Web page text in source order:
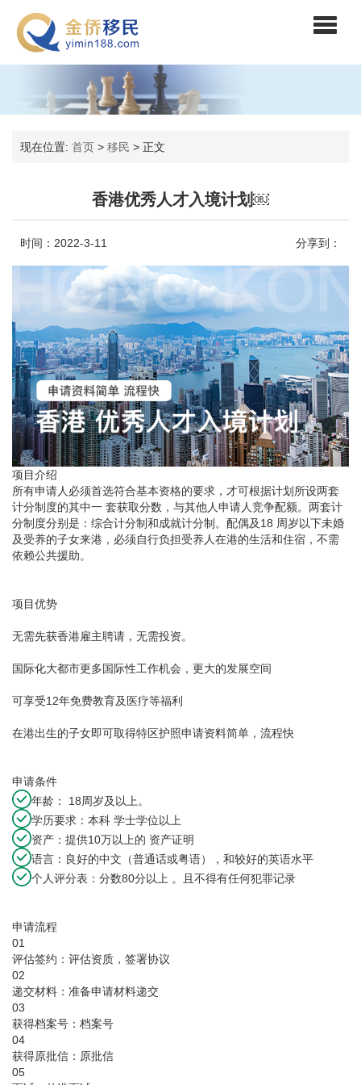
现在位置: 首页 > 移民 > 正文
香港优秀人才入境计划￼
时间：2022-3-11 分享到：
项目介绍
所有申请人必须首选符合基本资格的要求，才可根据计划所设两套
计分制度的其中一 套获取分数，与其他人申请人竞争配额。两套计
分制度分别是：综合计分制和成就计分制。配偶及18 周岁以下未婚
及受养的子女来港，必须自行负担受养人在港的生活和住宿，不需
依赖公共援助。
项目优势
无需先获香港雇主聘请，无需投资。
国际化大都市更多国际性工作机会，更大的发展空间
可享受12年免费教育及医疗等福利
在港出生的子女即可取得特区护照申请资料简单，流程快
申请条件
年龄： 18周岁及以上。
学历要求：本科 学士学位以上
资产：提供10万以上的 资产证明
语言：良好的中文（普通话或粤语），和较好的英语水平
个人评分表：分数80分以上 。且不得有任何犯罪记录
申请流程
01
评估签约：评估资质，签署协议
02
递交材料：准备申请材料递交
03
获得档案号：档案号
04
获得原批信：原批信
05